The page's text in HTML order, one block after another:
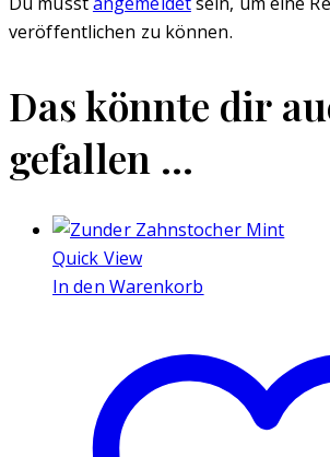
veröffentlichen zu können.
Das könnte dir
gefallen …
Quick View
In den Warenkorb